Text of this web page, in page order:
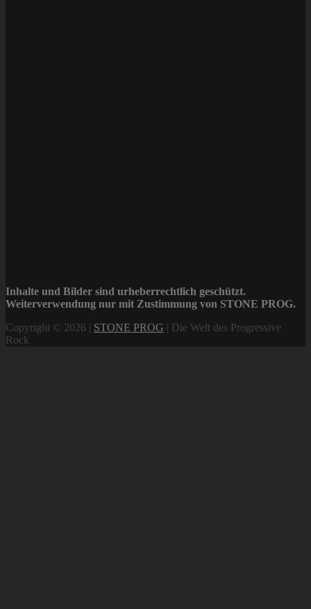
Inhalte und Bilder sind urheberrechtlich geschützt.
Weiterverwendung nur mit Zustimmung von STONE PROG.
Copyright © 2026 | STONE PROG | Die Welt des Progressive
Rock